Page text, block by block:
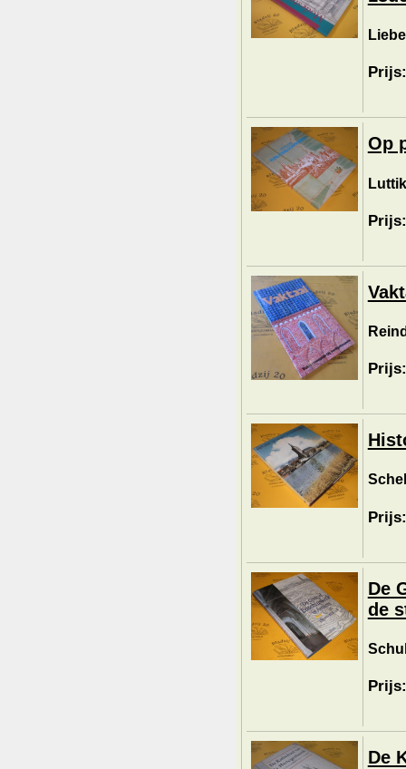
Op
De
de
De